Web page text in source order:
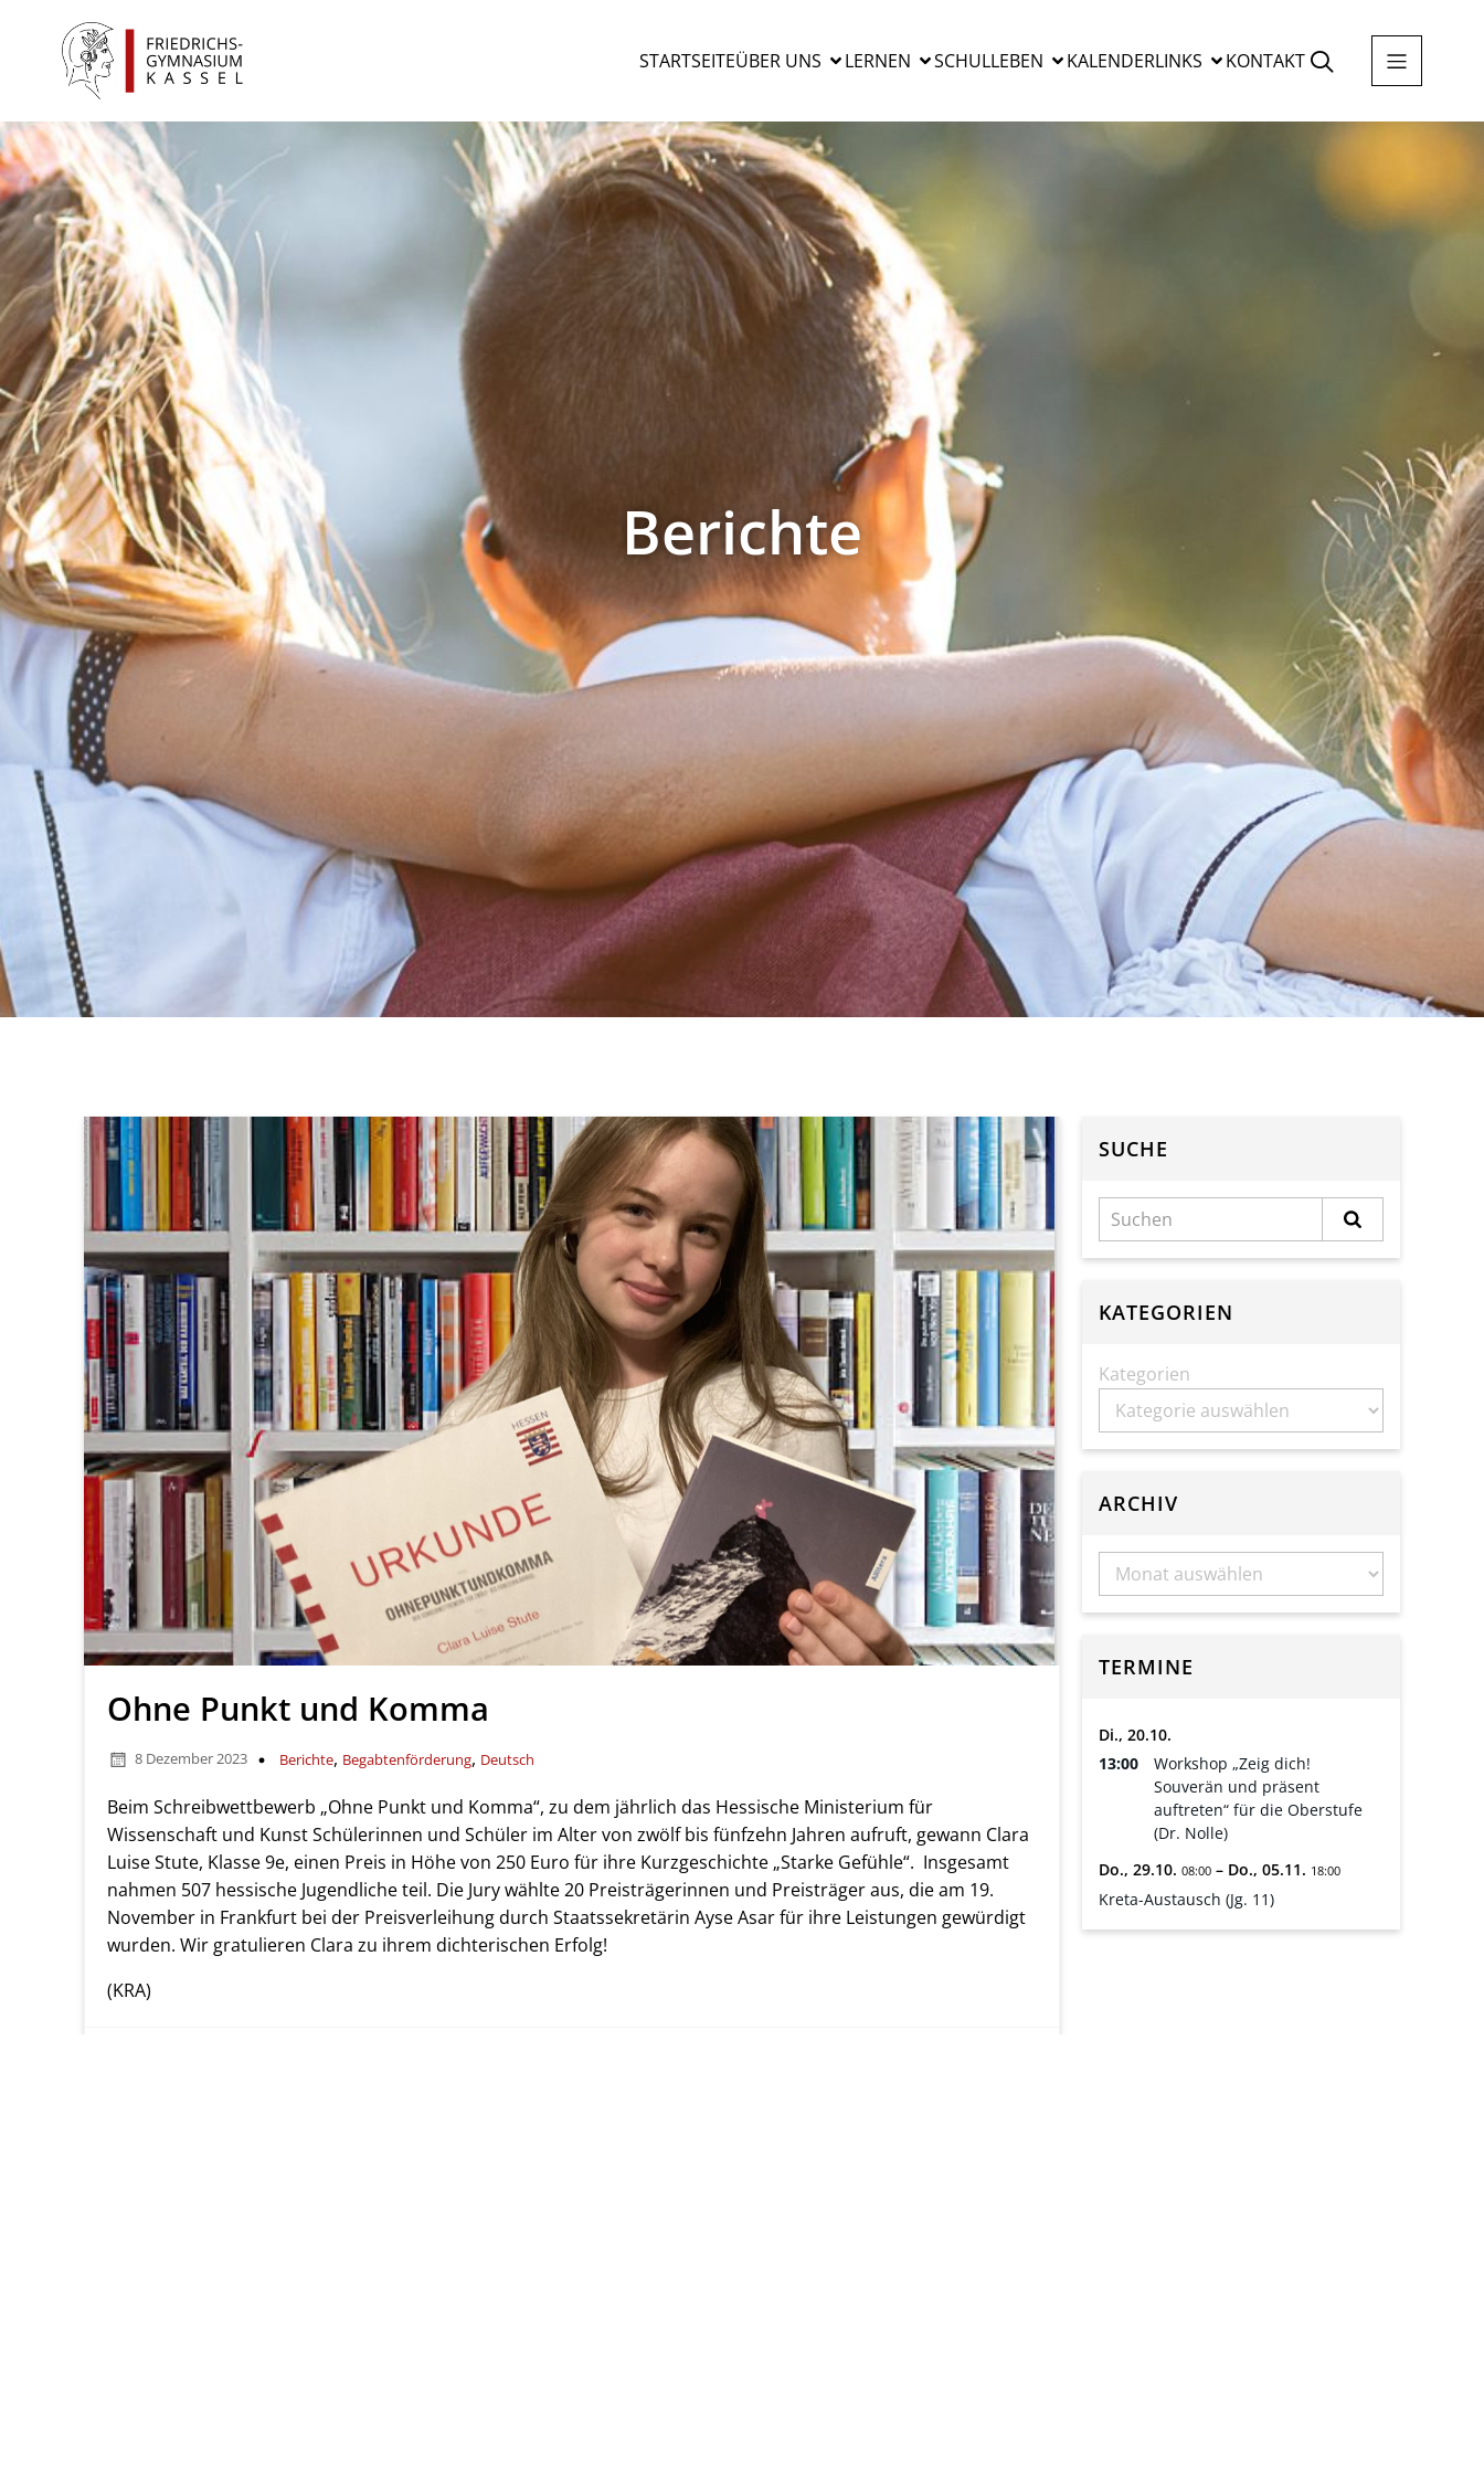
STARTSEITEÜBER UNS LERNEN SCHULLEBEN KALENDERLINKS KONTAKT
Berichte
Ohne Punkt und Komma
8 Dezember 2023 Berichte, Begabtenförderung, Deutsch
Beim Schreibwettbewerb „Ohne Punkt und Komma“, zu dem jährlich das Hessische Ministerium für
Wissenschaft und Kunst Schülerinnen und Schüler im Alter von zwölf bis fünfzehn Jahren aufruft, gewann Clara
Luise Stute, Klasse 9e, einen Preis in Höhe von 250 Euro für ihre Kurzgeschichte „Starke Gefühle“. Insgesamt
nahmen 507 hessische Jugendliche teil. Die Jury wählte 20 Preisträgerinnen und Preisträger aus, die am 19.
November in Frankfurt bei der Preisverleihung durch Staatssekretärin Ayse Asar für ihre Leistungen gewürdigt
wurden. Wir gratulieren Clara zu ihrem dichterischen Erfolg!
(KRA)
SUCHE
KATEGORIEN
Kategorien
ARCHIV
TERMINE
Di., 20.10.
13:00
Workshop „Zeig dich!
Souverän und präsent
auftreten“ für die Oberstufe
(Dr. Nolle)
Do., 29.10. 08:00 – Do., 05.11. 18:00
Kreta-Austausch (Jg. 11)